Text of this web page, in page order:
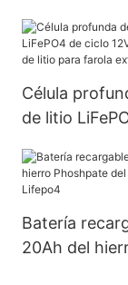
Célula
de litio
litio para
Batería
20Ah del